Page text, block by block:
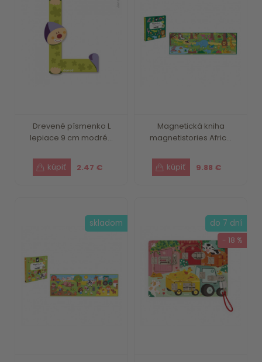
Drevené písmenko L
lepiace 9 cm modré...
2.47 €
Magnetická kniha
magnetistories Afric...
9.88 €
skladom do 7 dní
- 18 %